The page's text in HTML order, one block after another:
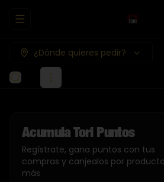
Abrir menu de navegación
¿Dónde quieres pedir?
AcumulaTori Puntos
Regístrate, gana puntos con tus
compras y canjealos por
más